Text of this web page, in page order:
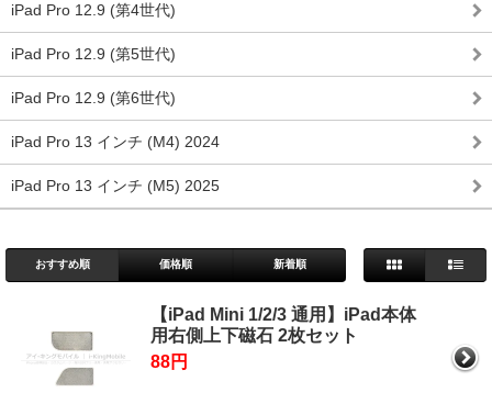
iPad Pro 12.9 (第4世代)
iPad Pro 12.9 (第5世代)
iPad Pro 12.9 (第6世代)
iPad Pro 13 インチ (M4) 2024
iPad Pro 13 インチ (M5) 2025
おすすめ順 価格順 新着順
【iPad Mini 1/2/3 通用】iPad本体
用右側上下磁石 2枚セット
88円